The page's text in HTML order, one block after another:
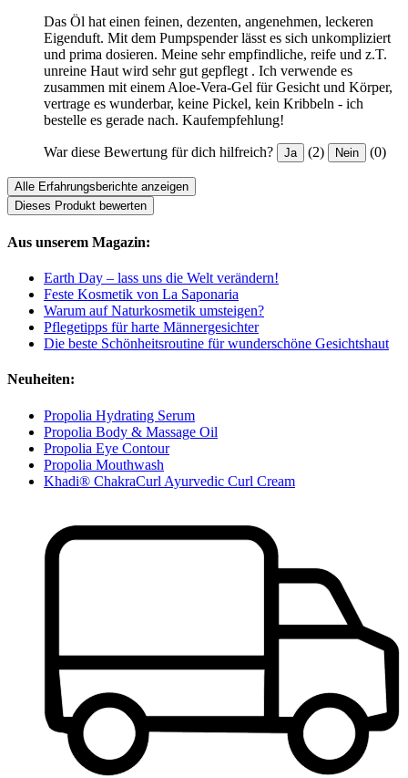
Das Öl hat einen feinen, dezenten, angenehmen, leckeren
Eigenduft. Mit dem Pumpspender lässt es sich unkompliziert
und prima dosieren. Meine sehr empfindliche, reife und z.T.
unreine Haut wird sehr gut gepflegt . Ich verwende es
zusammen mit einem Aloe-Vera-Gel für Gesicht und Körper,
vertrage es wunderbar, keine Pickel, kein Kribbeln - ich
bestelle es gerade nach. Kaufempfehlung!
War diese Bewertung für dich hilfreich? Ja (2) Nein (0)
Alle Erfahrungsberichte anzeigen
Dieses Produkt bewerten
Aus unserem Magazin:
Earth Day – lass uns die Welt verändern!
Feste Kosmetik von La Saponaria
Warum auf Naturkosmetik umsteigen?
Pflegetipps für harte Männergesichter
Die beste Schönheitsroutine für wunderschöne Gesichtshaut
Neuheiten:
Propolia Hydrating Serum
Propolia Body & Massage Oil
Propolia Eye Contour
Propolia Mouthwash
Khadi® ChakraCurl Ayurvedic Curl Cream